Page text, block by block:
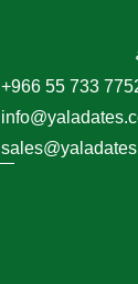
+966 55 733